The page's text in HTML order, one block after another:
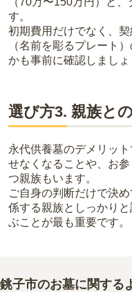
す。
初期費用だけでなく、
（名前を彫るプレート
かも事前に確認しましょ
選び方3. 親族と
永代供養墓のデメリッ
せなくなることや、お
つ親族もいます。
ご自身の判断だけで決
係する親族としっかり
ぶことが最も重要です。
銚子市のお墓に関する